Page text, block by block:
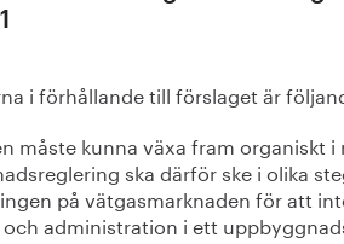
i förhållande till förslaget är
måste kunna växa fram organiskt i
ska därför ske i olika
på vätgasmarknaden för att
administration i ett